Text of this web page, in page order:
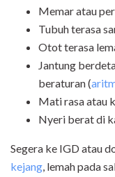
Memar atau
Tubuh terasa
Otot terasa
Jantung
beraturan (
Mati rasa atau
Nyeri berat di
Segera ke IGD atau
kejang, lemah pada